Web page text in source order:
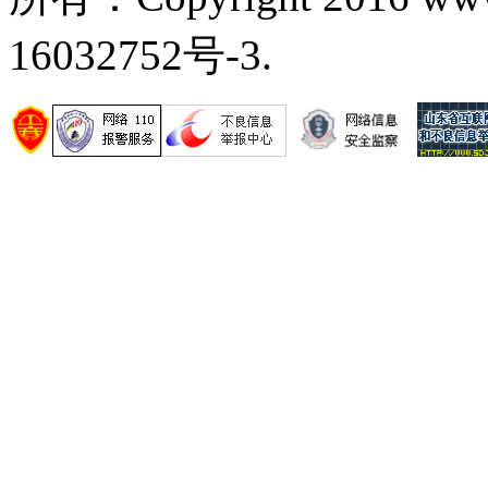
16032752号-3.